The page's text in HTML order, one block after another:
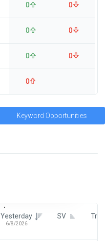
0 0
0 0
0 0
0
Keyword Opportunities
Yesterday
6/8/2026
SV